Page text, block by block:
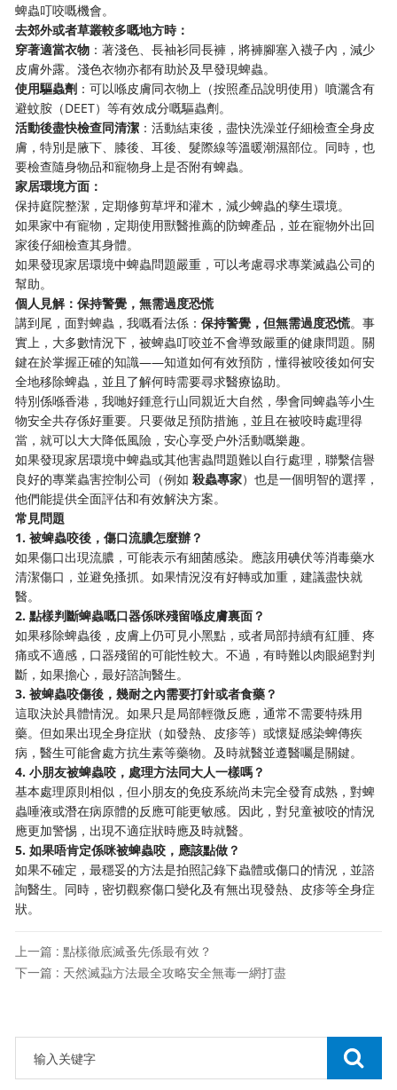
蜱蟲叮咬嘅機會。
去郊外或者草叢較多嘅地方時：
穿著適當衣物 ：著淺色、長袖衫同長褲，將褲腳塞入襪子內，減少
皮膚外露。淺色衣物亦都有助於及早發現蜱蟲。
使用驅蟲劑 ：可以喺皮膚同衣物上（按照產品說明使用）噴灑含有
避蚊胺（DEET）等有效成分嘅驅蟲劑。
活動後盡快檢查同清潔 ：活動結束後，盡快洗澡並仔細檢查全身皮
膚，特別是腋下、膝後、耳後、髮際線等溫暖潮濕部位。同時，也
要檢查隨身物品和寵物身上是否附有蜱蟲。
家居環境方面：
保持庭院整潔，定期修剪草坪和灌木，減少蜱蟲的孳生環境。
如果家中有寵物，定期使用獸醫推薦的防蜱產品，並在寵物外出回
家後仔細檢查其身體。
如果發現家居環境中蜱蟲問題嚴重，可以考慮尋求專業滅蟲公司的
幫助。
個人見解：保持警覺，無需過度恐慌
講到尾，面對蜱蟲，我嘅看法係：保持警覺，但無需過度恐慌。事
實上，大多數情況下，被蜱蟲叮咬並不會導致嚴重的健康問題。關
鍵在於掌握正確的知識——知道如何有效預防，懂得被咬後如何安
全地移除蜱蟲，並且了解何時需要尋求醫療協助。
特別係喺香港，我哋好鍾意行山同親近大自然，學會同蜱蟲等小生
物安全共存係好重要。只要做足預防措施，並且在被咬時處理得
當，就可以大大降低風險，安心享受户外活動嘅樂趣。
如果發現家居環境中蜱蟲或其他害蟲問題難以自行處理，聯繫信譽
良好的專業蟲害控制公司（例如殺蟲專家）也是一個明智的選擇，
他們能提供全面評估和有效解決方案。
常見問題
1. 被蜱蟲咬後，傷口流膿怎麼辦？
如果傷口出現流膿，可能表示有細菌感染。應該用碘伏等消毒藥水
清潔傷口，並避免搔抓。如果情況沒有好轉或加重，建議盡快就
醫。
2. 點樣判斷蜱蟲嘅口器係咪殘留喺皮膚裏面？
如果移除蜱蟲後，皮膚上仍可見小黑點，或者局部持續有紅腫、疼
痛或不適感，口器殘留的可能性較大。不過，有時難以肉眼絕對判
斷，如果擔心，最好諮詢醫生。
3. 被蜱蟲咬傷後，幾耐之內需要打針或者食藥？
這取決於具體情況。如果只是局部輕微反應，通常不需要特殊用
藥。但如果出現全身症狀（如發熱、皮疹等）或懷疑感染蜱傳疾
病，醫生可能會處方抗生素等藥物。及時就醫並遵醫囑是關鍵。
4. 小朋友被蜱蟲咬，處理方法同大人一樣嗎？
基本處理原則相似，但小朋友的免疫系統尚未完全發育成熟，對蜱
蟲唾液或潛在病原體的反應可能更敏感。因此，對兒童被咬的情況
應更加警惕，出現不適症狀時應及時就醫。
5. 如果唔肯定係咪被蜱蟲咬，應該點做？
如果不確定，最穩妥的方法是拍照記錄下蟲體或傷口的情況，並諮
詢醫生。同時，密切觀察傷口變化及有無出現發熱、皮疹等全身症
狀。
上一篇 : 點樣徹底滅蚤先係最有效？
下一篇 : 天然滅蝨方法最全攻略安全無毒一網打盡